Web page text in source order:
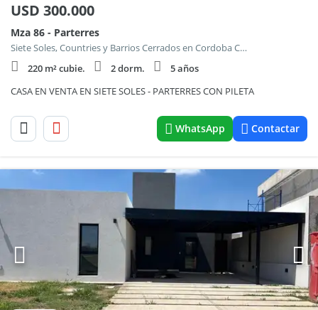
USD 300.000
Mza 86 - Parterres
Siete Soles, Countries y Barrios Cerrados en Cordoba Capital
220 m² cubie.
2 dorm.
5 años
CASA EN VENTA EN SIETE SOLES - PARTERRES CON PILETA
WhatsApp Contactar